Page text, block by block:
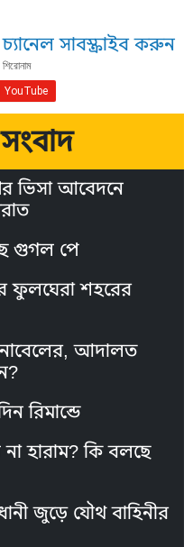
সাবস্ক্রাইব করুন
ভিসা আবেদনে
গুগল পে
ফুলঘেরা শহরের
নোবেলের, আদালত
রিমান্ডে
হারাম? কি বলছে
জুড়ে যৌথ বাহিনীর